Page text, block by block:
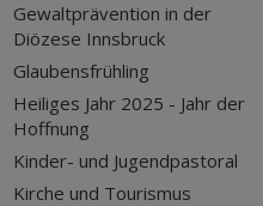
Gewaltprävention in der
Diözese Innsbruck
Glaubensfrühling
Heiliges Jahr 2025 - Jahr der
Hoffnung
Kinder- und Jugendpastoral
Kirche und Tourismus